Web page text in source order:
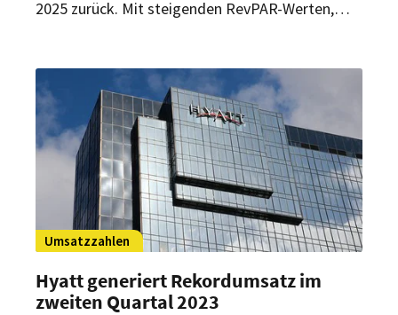
2025 zurück. Mit steigenden RevPAR-Werten,
Konzern seinen markenorientierten
Expansionskurs fort.
Umsatzzahlen
Hyatt generiert Rekordumsatz im
zweiten Quartal 2023